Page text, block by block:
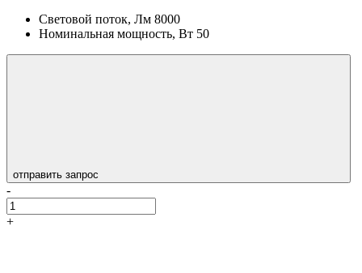
Световой поток, Лм 8000
Номинальная мощность, Вт 50
отправить запрос
-
+